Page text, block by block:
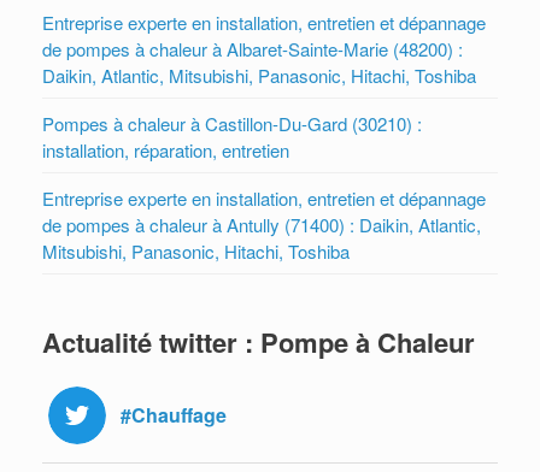
Entreprise experte en installation, entretien et dépannage
de pompes à chaleur à Albaret-Sainte-Marie (48200) :
Daikin, Atlantic, Mitsubishi, Panasonic, Hitachi, Toshiba
Pompes à chaleur à Castillon-Du-Gard (30210) :
installation, réparation, entretien
Entreprise experte en installation, entretien et dépannage
de pompes à chaleur à Antully (71400) : Daikin, Atlantic,
Mitsubishi, Panasonic, Hitachi, Toshiba
Actualité twitter : Pompe à Chaleur
#Chauffage